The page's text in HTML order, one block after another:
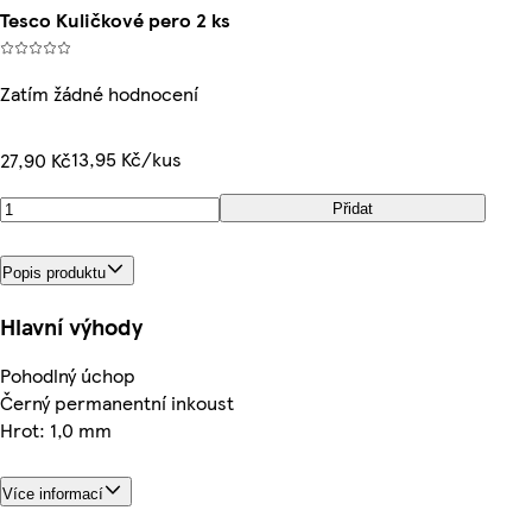
Tesco Kuličkové pero 2 ks
Zatím žádné hodnocení
27,90 Kč13,95 Kč/kus
Přidat
Popis produktu
Hlavní výhody
Pohodlný úchop
Černý permanentní inkoust
Hrot: 1,0 mm
Více informací